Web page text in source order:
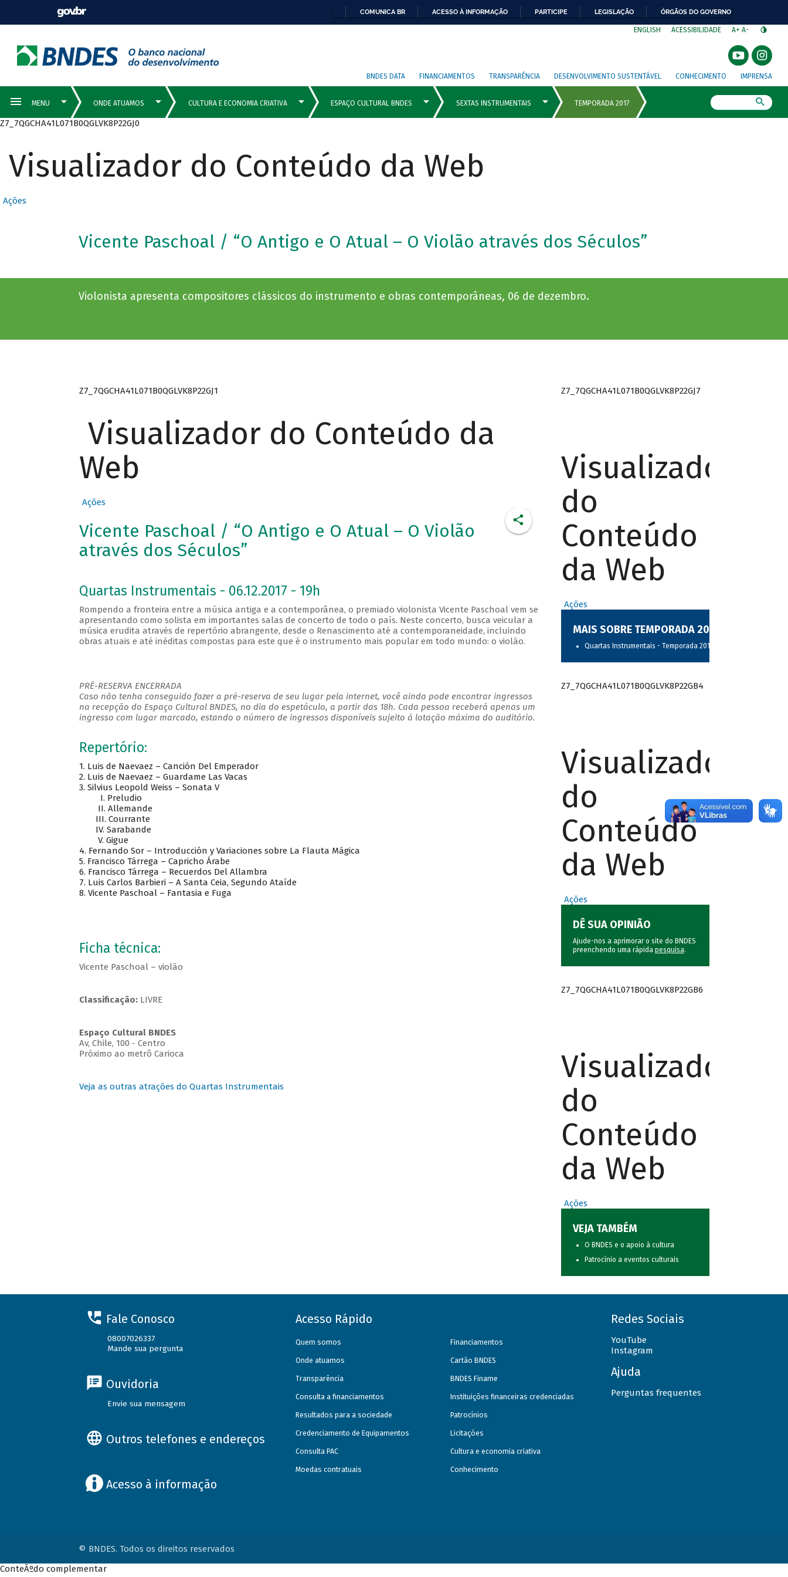
COMUNICA BR ACESSO À INFORMAÇÃO PARTICIPE LEGISLAÇÃO ÓRGÃOS DO GOVERNO
ENGLISH ACESSIBILIDADE A+ A-
BNDES DATA FINANCIAMENTOS TRANSPARÊNCIA DESENVOLVIMENTO SUSTENTÁVEL CONHECIMENTO IMPRENSA
Z7_7QGCHA41L071B0QGLVK8P22GJ0
Visualizador do Conteúdo da Web
Ações
Vicente Paschoal / “O Antigo e O Atual – O Violão através dos Séculos”
Violonista apresenta compositores clássicos do instrumento e obras contemporâneas, 06 de dezembro.
Z7_7QGCHA41L071B0QGLVK8P22GJ1
Visualizador do Conteúdo da
Web
Ações
Vicente Paschoal / “O Antigo e O Atual – O Violão
através dos Séculos”
Quartas Instrumentais - 06.12.2017 - 19h
Rompendo a fronteira entre a música antiga e a contemporânea, o premiado violonista Vicente Paschoal vem se
apresentando como solista em importantes salas de concerto de todo o país. Neste concerto, busca veicular a
música erudita através de repertório abrangente, desde o Renascimento até a contemporaneidade, incluindo
obras atuais e até inéditas compostas para este que é o instrumento mais popular em todo mundo: o violão.
PRÉ-RESERVA ENCERRADA
Caso não tenha conseguido fazer a pré-reserva de seu lugar pela internet, você ainda pode encontrar ingressos
na recepção do Espaço Cultural BNDES, no dia do espetáculo, a partir das 18h. Cada pessoa receberá apenas um
ingresso com lugar marcado, estando o número de ingressos disponíveis sujeito à lotação máxima do auditório.
Repertório:
1. Luis de Naevaez – Canción Del Emperador
2. Luis de Naevaez – Guardame Las Vacas
3. Silvius Leopold Weiss – Sonata V
I. Preludio
II. Allemande
III. Courrante
IV. Sarabande
V. Gigue
4. Fernando Sor – Introducción y Variaciones sobre La Flauta Mágica
5. Francisco Tárrega – Capricho Árabe
6. Francisco Tárrega – Recuerdos Del Allambra
7. Luis Carlos Barbieri – A Santa Ceia, Segundo Ataíde
8. Vicente Paschoal – Fantasia e Fuga
Ficha técnica:
Vicente Paschoal – violão
Classificação:LIVRE
Espaço Cultural BNDES
Av, Chile, 100 - Centro
Próximo ao metrô Carioca
Veja as outras atrações do Quartas Instrumentais
Z7_7QGCHA41L071B0QGLVK8P22GJ7
Visualizador
do
Conteúdo
da Web
Ações
MAIS SOBRE TEMPORADA 2017
Quartas Instrumentais - Temporada 2017
Z7_7QGCHA41L071B0QGLVK8P22GB4
Visualizador
do
Conteúdo
da Web
Ações
DÊ SUA OPINIÃO
Ajude-nos a aprimorar o site do BNDES
preenchendo uma rápida pesquisa.
Z7_7QGCHA41L071B0QGLVK8P22GB6
Visualizador
do
Conteúdo
da Web
Ações
VEJA TAMBÉM
O BNDES e o apoio à cultura
Patrocínio a eventos culturais
Fale Conosco
08007026337
Mande sua pergunta
Ouvidoria
Envie sua mensagem
Outros telefones e endereços
Acesso à informação
Acesso Rápido
Quem somos
Onde atuamos
Transparência
Consulta a financiamentos
Resultados para a sociedade
Credenciamento de Equipamentos
Consulta PAC
Moedas contratuais
Financiamentos
Cartão BNDES
BNDES Finame
Instituições financeiras credenciadas
Patrocínios
Licitações
Cultura e economia criativa
Conhecimento
Redes Sociais
YouTube
Instagram
Ajuda
Perguntas frequentes
© BNDES. Todos os direitos reservados
ConteÃºdo complementar